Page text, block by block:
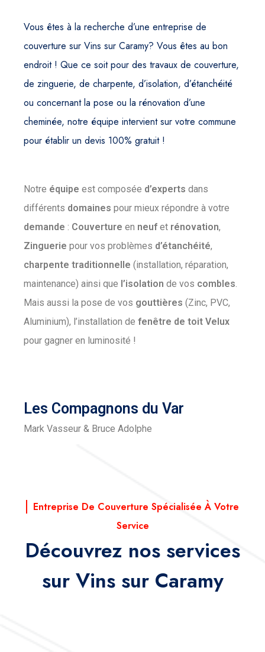
Vous êtes à la recherche d’une entreprise de
couverture sur Vins sur Caramy? Vous êtes au bon
endroit ! Que ce soit pour des travaux de couverture,
de zinguerie, de charpente, d’isolation, d’étanchéité
ou concernant la pose ou la rénovation d’une
cheminée, notre équipe intervient sur votre commune
pour établir un devis 100% gratuit !
Notre équipe est composée d’experts dans
différents domaines pour mieux répondre à votre
demande : Couverture en neuf et rénovation,
Zinguerie pour vos problèmes d’étanchéité,
charpente traditionnelle (installation, réparation,
maintenance) ainsi que l’isolation de vos combles.
Mais aussi la pose de vos gouttières (Zinc, PVC,
Aluminium), l’installation de fenêtre de toit Velux
pour gagner en luminosité !
Les Compagnons du Var
Mark Vasseur & Bruce Adolphe
Entreprise De Couverture Spécialisée À Votre
Service
Découvrez nos services
sur Vins sur Caramy